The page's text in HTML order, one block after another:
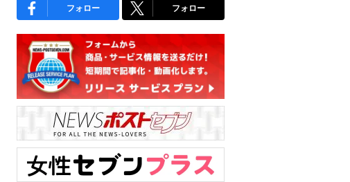
フォロー フォロー